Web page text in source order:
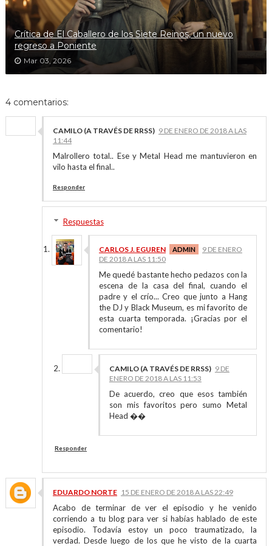
Crítica de El Caballero de los Siete Reinos, un nuevo
regreso a Poniente
Mar 03, 2026
4 comentarios:
CAMILO (A TRAVÉS DE RRSS) 9 DE ENERO DE 2018 A LAS
11:44
Malrollero total.. Ese y Metal Head me mantuvieron en
vilo hasta el final..
Responder
Respuestas
CARLOS J. EGUREN
9 DE ENERO
DE 2018 A LAS 11:50
Me quedé bastante hecho pedazos con la
escena de la casa del final, cuando el
padre y el crío... Creo que junto a Hang
the DJ y Black Museum, es mi favorito de
esta cuarta temporada. ¡Gracias por el
comentario!
CAMILO (A TRAVÉS DE RRSS) 9 DE
ENERO DE 2018 A LAS 11:53
De acuerdo, creo que esos también
son mis favoritos pero sumo Metal
Head ��
Responder
EDUARDO NORTE 15 DE ENERO DE 2018 A LAS 22:49
Acabo de terminar de ver el episodio y he venido
corriendo a tu blog para ver si habías hablado de este
episodio. Todavía estoy un poco traumatizado, la
verdad. Desde luego de los que he visto de la cuarta